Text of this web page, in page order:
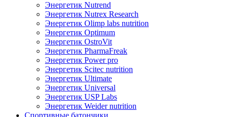
Энергетик Nutrend
Энергетик Nutrex Research
Энергетик Olimp labs nutrition
Энергетик Optimum
Энергетик OstroVit
Энергетик PharmaFreak
Энергетик Power pro
Энергетик Scitec nutrition
Энергетик Ultimate
Энергетик Universal
Энергетик USP Labs
Энергетик Weider nutrition
Спортивные батончики